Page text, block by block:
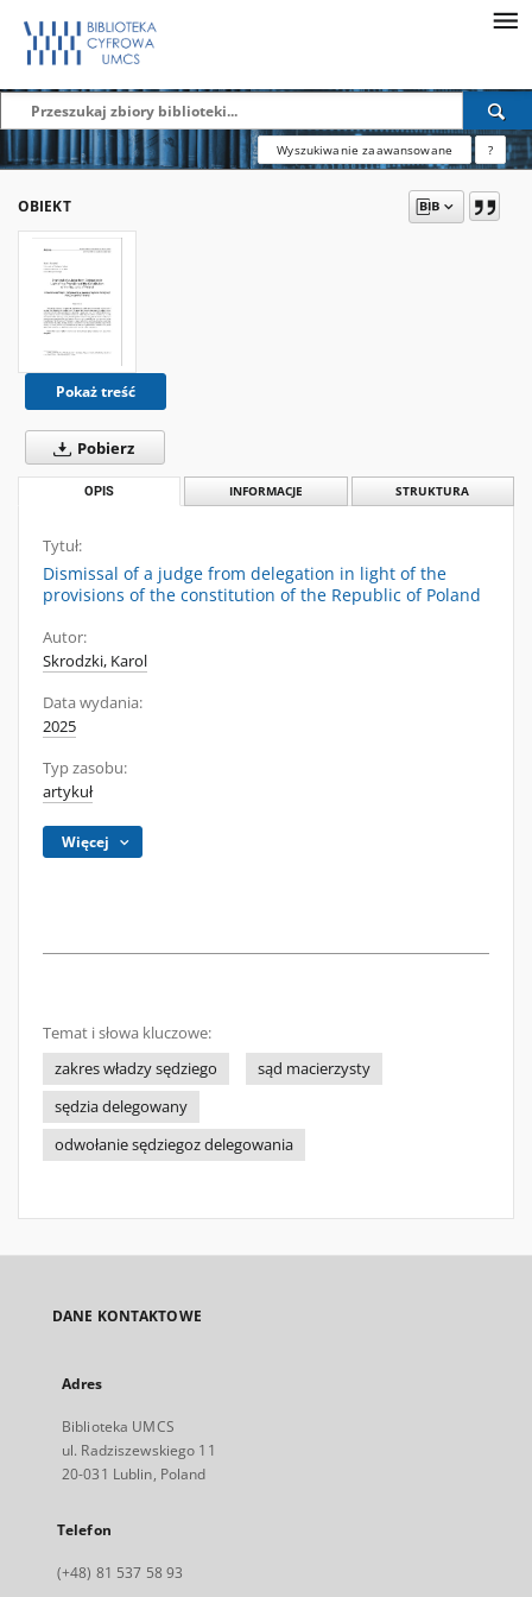
Wyszukiwanie zaawansowane ?
OBIEKT
Pokaż treść
Pobierz
OPIS INFORMACJE STRUKTURA
Tytuł:
Dismissal of a judge from delegation in light of the
provisions of the constitution of the Republic of Poland
Autor:
Skrodzki, Karol
Data wydania:
2025
Typ zasobu:
artykuł
Więcej
Temat i słowa kluczowe:
zakres władzy sędziego
sąd macierzysty
sędzia delegowany
odwołanie sędziegoz delegowania
DANE KONTAKTOWE
Adres
Biblioteka UMCS
ul. Radziszewskiego 11
20-031 Lublin, Poland
Telefon
(+48) 81 537 58 93